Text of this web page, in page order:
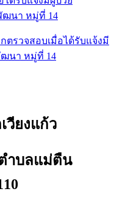
รวจสอบเมื่อได้รับแจ้งมี
ฒนา หมู่ที่ 14
วียงแก้ว
ำบลแม่ตืน